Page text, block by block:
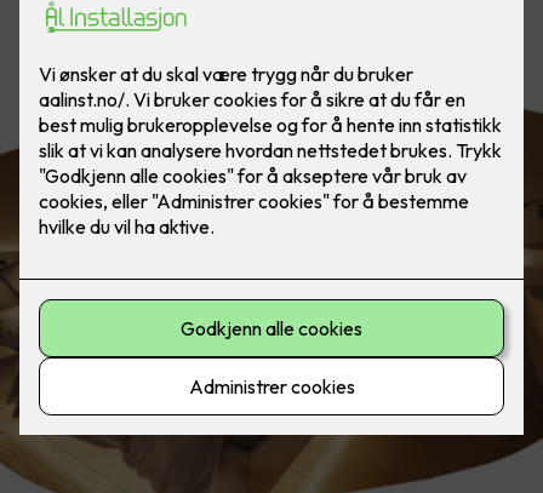
Slapp av og trekk deg tilbake, til en
stemningsfull atmosfære.